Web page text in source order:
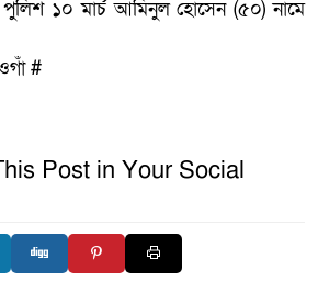
পুলিশ ১০ মার্চ আমিনুল হোসেন (৫০) নামে
#
Post in Your Social